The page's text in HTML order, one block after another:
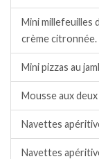
Mini millefeuilles
crème citronnée.
Mini pizzas au
Mousse aux
Navettes
Navettes